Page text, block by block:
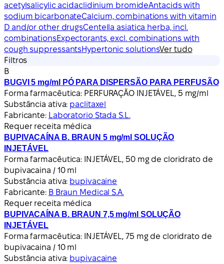
acetylsalicylic acidaclidinium bromideAntacids with
sodium bicarbonateCalcium, combinations with vitamin
D and/or other drugsCentella asiatica herba, incl.
combinationsExpectorants, excl. combinations with
cough suppressantsHypertonic solutionsVer tudo
Filtros
B
BUGVI 5 mg/ml PÓ PARA DISPERSÃO PARA PERFUSÃO
Forma farmacêutica: PERFURAÇÃO INJETÁVEL, 5 mg/ml
Substância ativa: paclitaxel
Fabricante: Laboratorio Stada S.L.
Requer receita médica
BUPIVACAÍNA B. BRAUN 5 mg/ml SOLUÇÃO
INJETÁVEL
Forma farmacêutica: INJETÁVEL, 50 mg de cloridrato de
bupivacaina / 10 ml
Substância ativa: bupivacaine
Fabricante: B Braun Medical S.A.
Requer receita médica
BUPIVACAÍNA B. BRAUN 7,5 mg/ml SOLUÇÃO
INJETÁVEL
Forma farmacêutica: INJETÁVEL, 75 mg de cloridrato de
bupivacaina / 10 ml
Substância ativa: bupivacaine